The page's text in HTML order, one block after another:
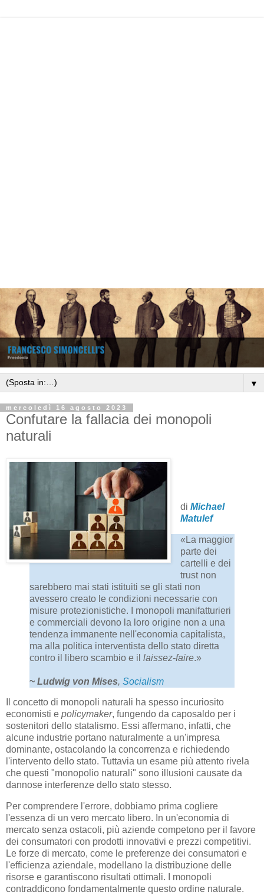
▼
mercoledì 16 agosto 2023
Confutare la fallacia dei monopoli
naturali
di Michael
Matulef
«La maggior
parte dei
cartelli e dei
trust non
sarebbero mai stati istituiti se gli stati non
avessero creato le condizioni necessarie con
misure protezionistiche. I monopoli manifatturieri
e commerciali devono la loro origine non a una
tendenza immanente nell'economia capitalista,
ma alla politica interventista dello stato diretta
contro il libero scambio e il laissez-faire.»
~ Ludwig von Mises, Socialism
Il concetto di monopoli naturali ha spesso incuriosito
economisti e policymaker, fungendo da caposaldo per i
sostenitori dello statalismo. Essi affermano, infatti, che
alcune industrie portano naturalmente a un'impresa
dominante, ostacolando la concorrenza e richiedendo
l'intervento dello stato. Tuttavia un esame più attento rivela
che questi "monopolio naturali" sono illusioni causate da
dannose interferenze dello stato stesso.
Per comprendere l'errore, dobbiamo prima cogliere
l'essenza di un vero mercato libero. In un'economia di
mercato senza ostacoli, più aziende competono per il favore
dei consumatori con prodotti innovativi e prezzi competitivi.
Le forze di mercato, come le preferenze dei consumatori e
l'efficienza aziendale, modellano la distribuzione delle
risorse e garantiscono risultati ottimali. I monopoli
contraddicono fondamentalmente questo ordine naturale.